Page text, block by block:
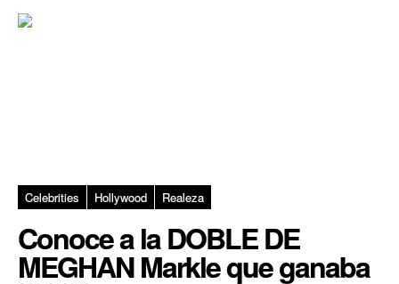
Celebrities Hollywood Realeza
Conoce a la DOBLE DE
MEGHAN Markle que ganaba